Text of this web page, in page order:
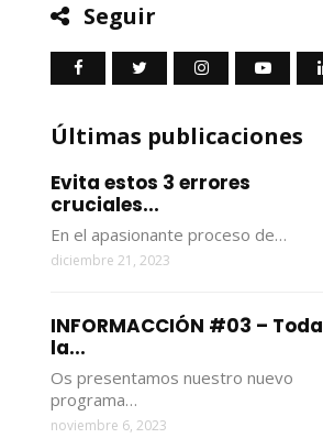
Seguir
Últimas publicaciones
Evita estos 3 errores
cruciales...
En el apasionante proceso de…
diciembre 21, 2023
INFORMACCIÓN #03 – Toda
la...
Os presentamos nuestro nuevo
programa…
noviembre 6, 2023